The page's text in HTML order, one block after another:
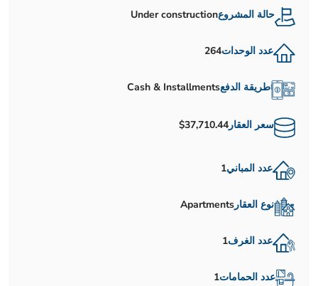
حالة المشروعUnder construction
عدد الوحدات264
طريقة الدفعCash & Installments
سعر العقار$37,710.44
عدد المباني1
نوع العقارApartments
عدد الغرف1
عدد الحمامات1